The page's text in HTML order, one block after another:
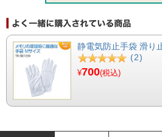
静電気防止手袋 滑り
(2)
¥700(税込)